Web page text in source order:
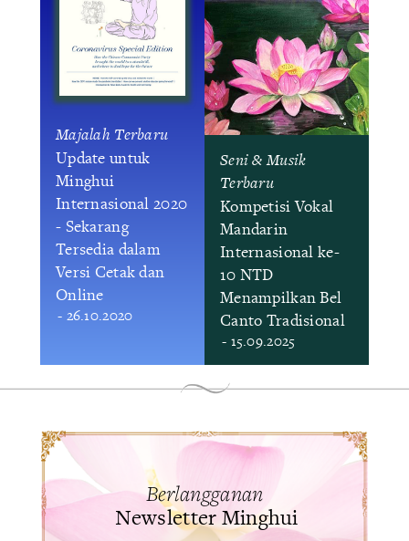
Majalah Terbaru
Update untuk
Minghui
Internasional 2020
- Sekarang
Tersedia dalam
Versi Cetak dan
Online
- 26.10.2020
Seni & Musik
Terbaru
Kompetisi Vokal
Mandarin
Internasional ke-
10 NTD
Menampilkan Bel
Canto Tradisional
- 15.09.2025
Berlangganan
Newsletter Minghui